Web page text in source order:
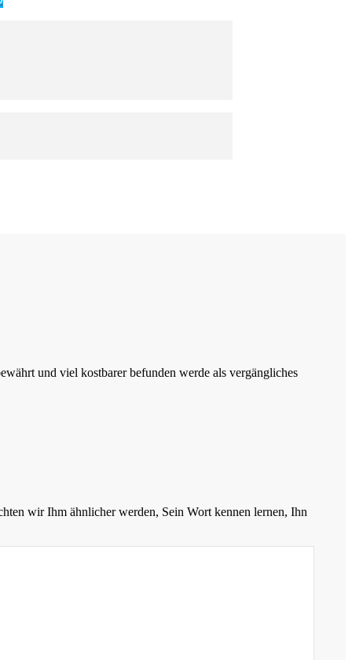
und viel kostbarer befunden werde als vergängliches
wir Ihm ähnlicher werden, Sein Wort kennen lernen, Ihn